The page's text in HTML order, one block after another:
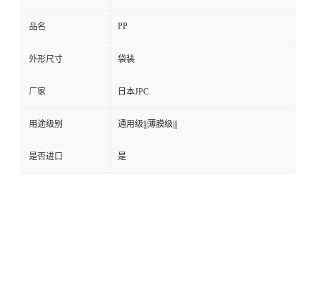
品名 PP
外形尺寸 袋装
厂家 日本JPC
用途级别 通用级|||薄膜级|||
是否进口 是